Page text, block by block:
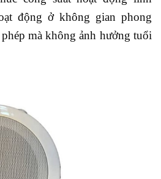
động ở không gian phong
mà không ảnh hưởng tuổi